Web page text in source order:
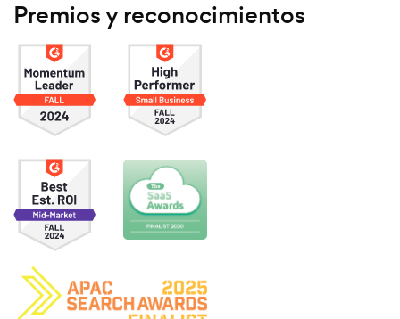
Premios y reconocimientos